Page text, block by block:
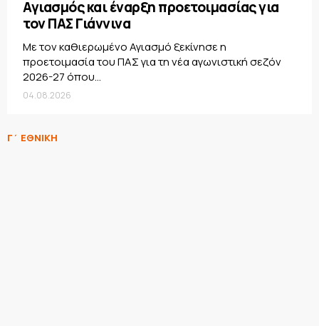
Αγιασμός και έναρξη προετοιμασίας για
τον ΠΑΣ Γιάννινα
Με τον καθιερωμένο Αγιασμό ξεκίνησε η
προετοιμασία του ΠΑΣ για τη νέα αγωνιστική σεζόν
2026-27 όπου...
04.08.2026
Γ΄ ΕΘΝΙΚΗ